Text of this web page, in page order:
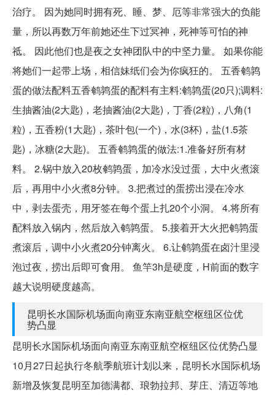
治疗。 因为她同时拥有死、睡、梦、厄等非常强大的负能
量，所以再数万年前她还生下过冥神，死神等可怕的神
祗。 因此他们也是夜之女神团队中的中坚力量。 如果你能
将她们一起带上场，相信妹纸们会为你疯狂的。 五香鹌鹑
蛋的做法配料五香鹌鹑蛋的配料有主料:鹌鹑蛋(20只);调料:
生抽酱油(2大匙)，老抽酱油(2大匙)，丁香(2粒)，八角(1
粒)，五香粉(1大匙)，茶叶包(一个)，水(3杯)，盐(1.5茶
匙)，冰糖(2大匙)。 五香鹌鹑蛋的做法:1.准备好所有材
料。 2.锅中放入20枚鹌鹑蛋，加冷水没过蛋，大中火煮滚
后，再用中小火煮8分钟。 3.把煮过的蛋捞出浸在冷水
中，剥去蛋壳，用牙签在每个蛋上扎20个小洞。 4.将所有
配料放入锅内，然后放入鹌鹑蛋。 5.接着开大火把鹌鹑蛋
煮滚后，调中小火煮20分钟离火。 6.让鹌鹑蛋在卤汁里浸
泡过夜，捞出后即可食用。 鱼竿3h是硬度，H前面的数字
越大说明硬度越高。
昆明长水国际机场面向南亚东南亚航空枢纽区位优
势凸显
昆明长水国际机场面向南亚东南亚航空枢纽区位优势凸显
10月27日起执行冬航季航班计划以来，昆明长水国际机场
新增及恢复昆明至加德满都、琅勃拉邦、芽庄、清迈等地